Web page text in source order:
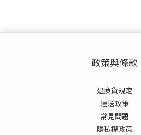
政策與條款
退換貨規定
運送政策
常見問題
隱私權政策